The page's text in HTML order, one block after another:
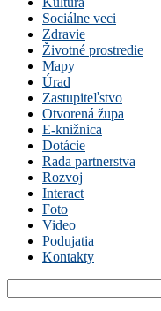
Sociálne veci
Zdravie
Životné prostredie
Mapy
Úrad
Zastupiteľstvo
Otvorená župa
E-knižnica
Dotácie
Rada partnerstva
Rozvoj
Interact
Foto
Video
Podujatia
Kontakty